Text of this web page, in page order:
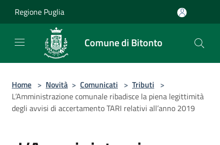
Regione Puglia
Comune di Bitonto
Home > Novità > Comunicati > Tributi >
L’Amministrazione comunale ribadisce la piena legittimità
degli avvisi di accertamento TARI relativi all’anno 2019